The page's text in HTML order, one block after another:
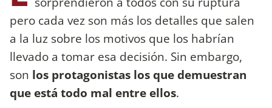
pero cada vez son más los detalles que salen
a la luz sobre los motivos que los habrían
llevado a tomar esa decisión. Sin embargo,
son los protagonistas los que demuestran
que está todo mal entre ellos.